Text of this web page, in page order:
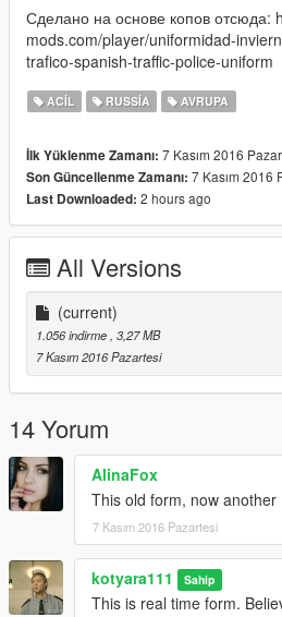
Сделано на основе копов отсюда:
mods.com/player/uniformidad-
trafico-spanish-traffic-police-uniform
ACIL RUSSIA AVRUPA
İlk Yüklenme Zamanı: 7 Kasım 2016
Son Güncellenme Zamanı: 7 Kasım 2016
Last Downloaded: 2 hours ago
All Versions
(current)
1.056 indirme , 3,27 MB
7 Kasım 2016 Pazartesi
14 Yorum
AlinaFox
This old form, now another
7 Kasım 2016 Pazartesi
kotyara111 Sahip
This is real time form.